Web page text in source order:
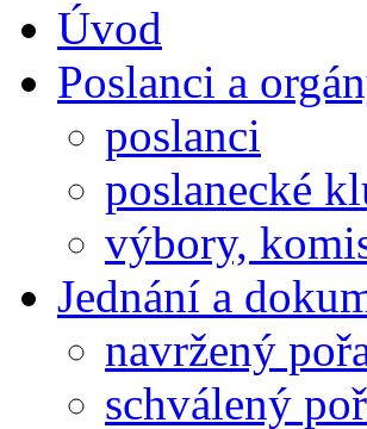
Úvod
Poslanci a
poslanci
poslanecké
výbory,
Jednání a
navržený
schválený